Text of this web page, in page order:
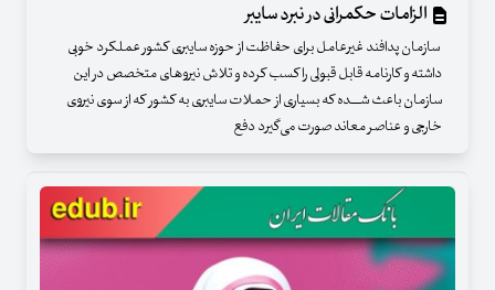
الزامات حکمرانی در نبرد سایبر
سازمان پدافند غیرعامل برای حفاظت از حوزه سایبری کشور عملکرد خوبی
داشته و کارنامه قابل قبولی را کسب کرده و تلاش نیروهای متخصص در این
سازمان باعث شــــده که بسیاری از حملات سایبری به کشور که از سوی نیروی
خارجی و عناصر معاند صورت می‌گیرد دفع